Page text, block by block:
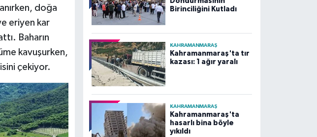
doğa
eriyen kar
Baharın
kavuşurken,
çekiyor.
Birinciliğini Kutladı
KAHRAMANMARAŞ
Kahramanmaraş'ta tır
kazası: 1 ağır yaralı
KAHRAMANMARAŞ
Kahramanmaraş'ta
hasarlı bina böyle
yıkıldı